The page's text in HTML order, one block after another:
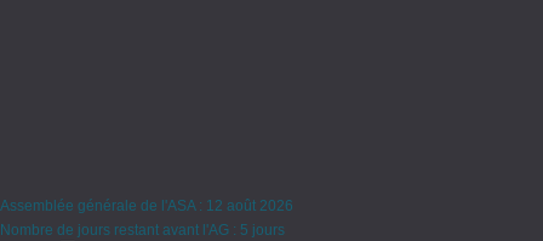
Assemblée générale de l'ASA : 12 août 2026
Nombre de jours restant avant l'AG : 5 jours